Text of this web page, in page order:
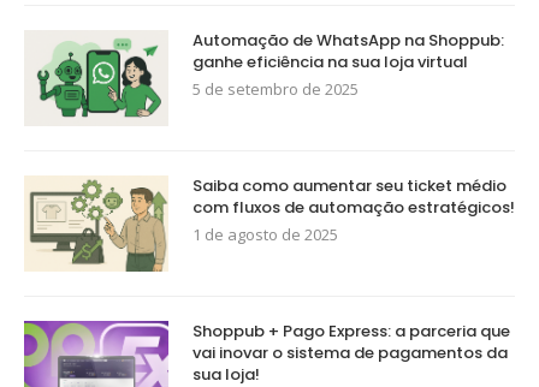
Automação de WhatsApp na Shoppub:
ganhe eficiência na sua loja virtual
5 de setembro de 2025
Saiba como aumentar seu ticket médio
com fluxos de automação estratégicos!
1 de agosto de 2025
Shoppub + Pago Express: a parceria que
vai inovar o sistema de pagamentos da
sua loja!